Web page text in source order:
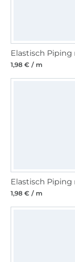
1,98 € / m
1,98 € / m